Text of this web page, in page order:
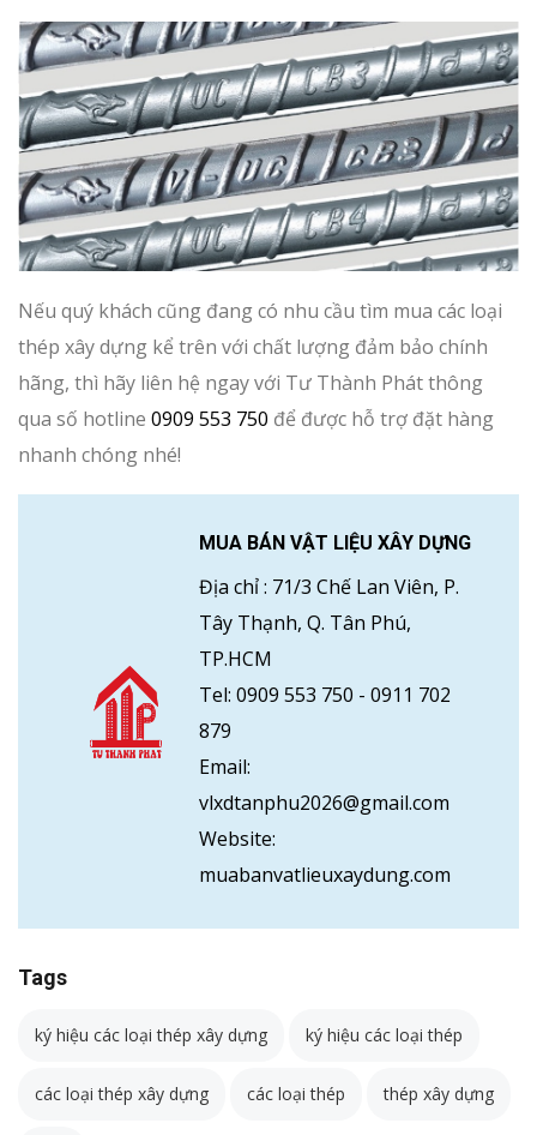
Nếu quý khách cũng đang có nhu cầu tìm mua các loại
thép xây dựng kể trên với chất lượng đảm bảo chính
hãng, thì hãy liên hệ ngay với Tư Thành Phát thông
qua số hotline 0909 553 750 để được hỗ trợ đặt hàng
nhanh chóng nhé!
MUA BÁN VẬT LIỆU XÂY DỰNG
Địa chỉ : 71/3 Chế Lan Viên, P.
Tây Thạnh, Q. Tân Phú,
TP.HCM
Tel: 0909 553 750 - 0911 702
879
Email:
vlxdtanphu2026@gmail.com
Website:
muabanvatlieuxaydung.com
Tags
ký hiệu các loại thép xây dựng ký hiệu các loại thép
các loại thép xây dựng các loại thép thép xây dựng